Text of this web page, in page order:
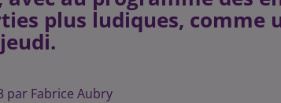
plus ludiques, comme
par Fabrice Aubry